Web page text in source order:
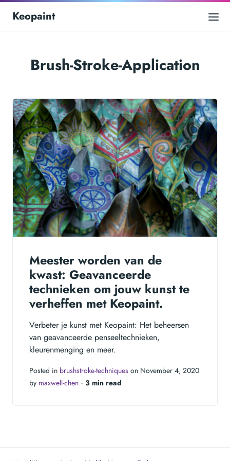
Keopaint
Brush-Stroke-Application
Meester worden van de
kwast: Geavanceerde
technieken om jouw kunst te
verheffen met Keopaint.
Verbeter je kunst met Keopaint: Het beheersen
van geavanceerde penseeltechnieken,
kleurenmenging en meer.
Posted in brushstroke-techniques on November 4, 2020
by maxwell-chen ‐ 3 min read